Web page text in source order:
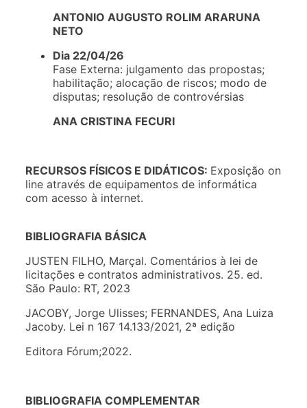
ANTONIO AUGUSTO ROLIM ARARUNA
NETO
Dia 22/04/26
Fase Externa: julgamento das propostas;
habilitação; alocação de riscos; modo de
disputas; resolução de controvérsias
ANA CRISTINA FECURI
RECURSOS FÍSICOS E DIDÁTICOS: Exposição on
line através de equipamentos de informática
com acesso à internet.
BIBLIOGRAFIA BÁSICA
JUSTEN FILHO, Marçal. Comentários à lei de
licitações e contratos administrativos. 25. ed.
São Paulo: RT, 2023
JACOBY, Jorge Ulisses; FERNANDES, Ana Luiza
Jacoby. Lei n 167 14.133/2021, 2ª edição
Editora Fórum;2022.
BIBLIOGRAFIA COMPLEMENTAR